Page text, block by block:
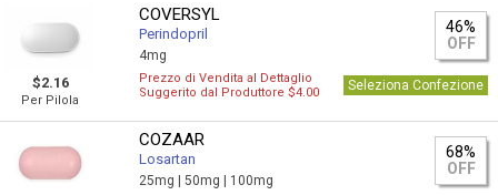
$2.16
Per Pilola
COVERSYL
Perindopril
4mg
46%
OFF
Prezzo di Vendita al Dettaglio
Suggerito dal Produttore $4.00
Seleziona Confezione
COZAAR
Losartan
25mg |50mg | 100mg
68%
OFF